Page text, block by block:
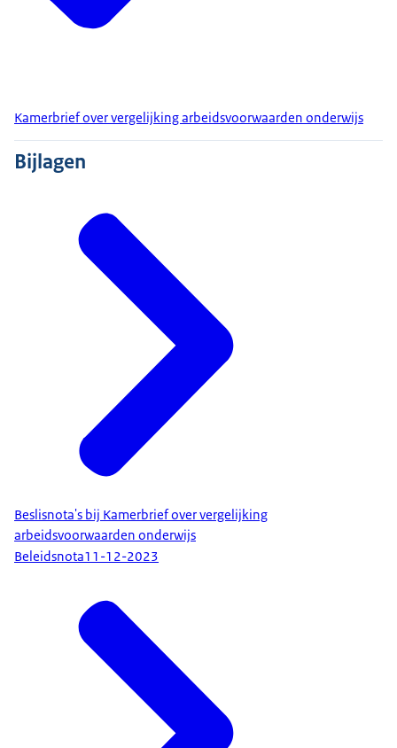
Kamerbrief over vergelijking arbeidsvoorwaarden onderwijs
Bijlagen
Beslisnota's bij Kamerbrief over vergelijking
arbeidsvoorwaarden onderwijs
Beleidsnota11-12-2023